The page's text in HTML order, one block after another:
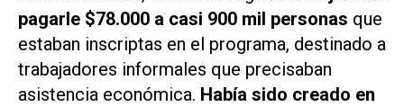
pagarle $78.000 a casi 900 mil personas que
estaban inscriptas en el programa, destinado a
trabajadores informales que precisaban
asistencia económica. Había sido creado en